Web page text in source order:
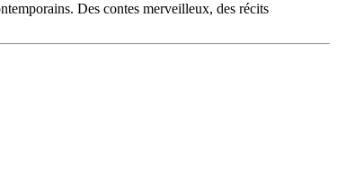
Des contes merveilleux, des récits